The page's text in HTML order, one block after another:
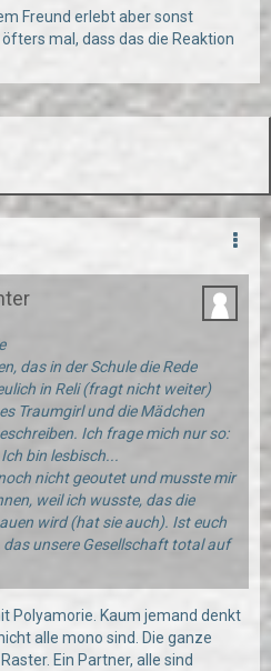
Freund erlebt aber sonst
mal, dass das die Reaktion
das in der Schule die Rede
in Reli (fragt nicht weiter)
Traumgirl und die Mädchen
Ich frage mich nur so:
bin lesbisch...
nicht geoutet und musste mir
weil ich wusste, das die
wird (hat sie auch). Ist euch
unsere Gesellschaft total auf
Polyamorie. Kaum jemand denkt
alle mono sind. Die ganze
Ein Partner, alle sind